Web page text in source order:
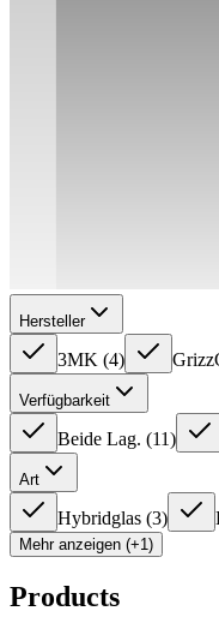
Hersteller
3MK (4)
Verfügbarkeit
Beide Lag. (11)
Art
Hybridglas (3)
Mehr anzeigen (+1)
Products